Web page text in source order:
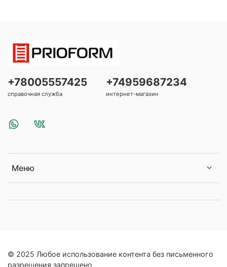
Меню
+78005557425
справочная служба
+74959687234
интернет-магазин
© 2025 Любое использование контента без письменного
разрешения запрещено